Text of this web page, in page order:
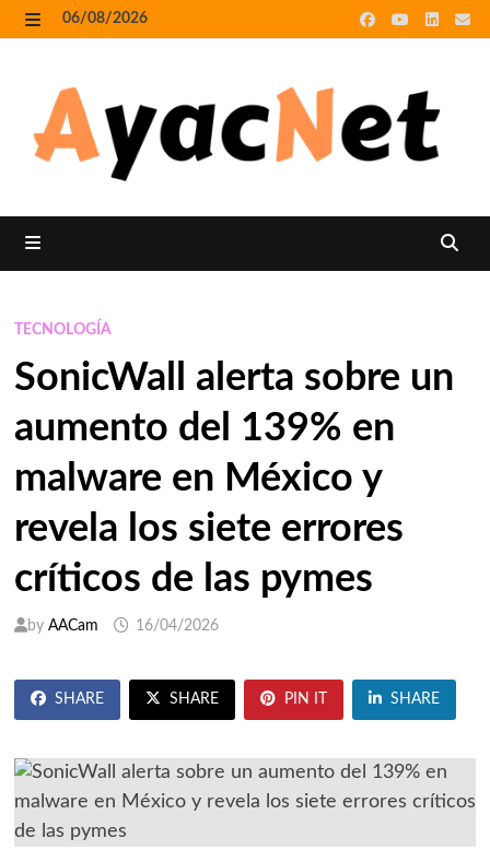
Skip
to
06/08/2026
TECNOLOGÍA
SonicWall alerta sobre un
aumento del 139% en
malware en México y
revela los siete errores
críticos de las pymes
by AACam 16/04/2026
SHARE SHARE PIN IT SHARE